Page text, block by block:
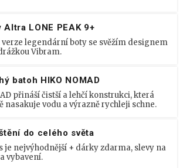
Altra LONE PEAK 9+
verze legendární boty se svěžím designem
Vibram.
batoh HIKO NOMAD
přináší čistší a lehčí konstrukci, která
nasakuje vodu a výrazně rychleji schne.
do celého světa
je nejvýhodnější + dárky zdarma, slevy na
vybavení.